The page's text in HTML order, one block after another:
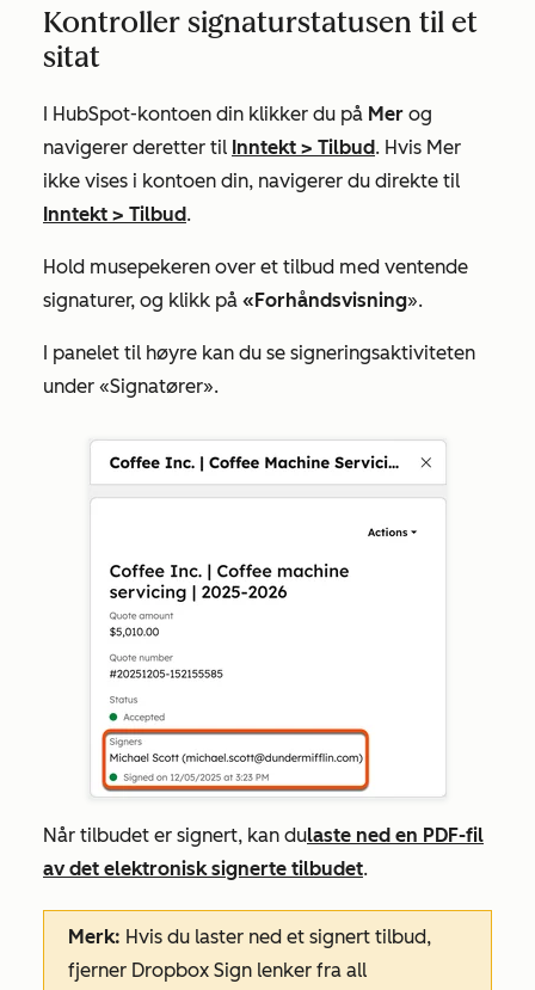
Kontroller signaturstatusen til et
sitat
I HubSpot-kontoen din klikker du på Mer og
navigerer deretter til Inntekt > Tilbud. Hvis Mer
ikke vises i kontoen din, navigerer du direkte til
Inntekt > Tilbud.
Hold musepekeren over et tilbud med ventende
signaturer, og klikk på «Forhåndsvisning».
I panelet til høyre kan du se signeringsaktiviteten
under «Signatører».
Når tilbudet er signert, kan dulaste ned en PDF-fil
av det elektronisk signerte tilbudet.
Merk: Hvis du laster ned et signert tilbud,
fjerner Dropbox Sign lenker fra all